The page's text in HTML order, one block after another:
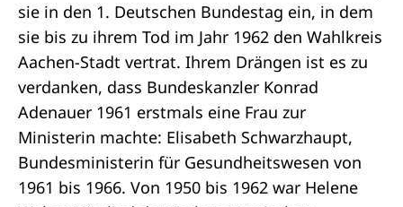
sie in den 1. Deutschen Bundestag ein, in dem
sie bis zu ihrem Tod im Jahr 1962 den Wahlkreis
Aachen-Stadt vertrat. Ihrem Drängen ist es zu
verdanken, dass Bundeskanzler Konrad
Adenauer 1961 erstmals eine Frau zur
Ministerin machte: Elisabeth Schwarzhaupt,
Bundesministerin für Gesundheitswesen von
1961 bis 1966. Von 1950 bis 1962 war Helene